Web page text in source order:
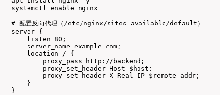
systemctl enable nginx
# 配置反向代理（/etc/nginx/sites-available/default）
server {
    listen 80;
    server_name example.com;
    location / {
        proxy_pass http://backend;
        proxy_set_header Host $host;
        proxy_set_header X-Real-IP $remote_addr;
    }
}